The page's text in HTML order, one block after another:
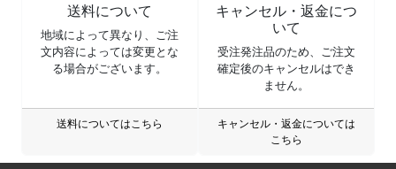
送料について
地域によって異なり、ご注
文内容によっては変更とな
る場合がございます。
送料についてはこちら
キャンセル・返金につ
いて
受注発注品のため、ご注文
確定後のキャンセルはでき
ません。
キャンセル・返金については
こちら